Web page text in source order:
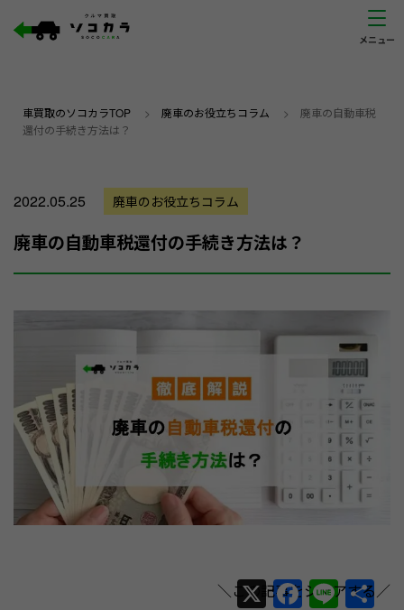
車買取のソコカラTOP > 廃車のお役立ちコラム > 廃車の自動車税
還付の手続き方法は？
2022.05.25 廃車のお役立ちコラム
廃車の自動車税還付の手続き方法は？
X F Li 共